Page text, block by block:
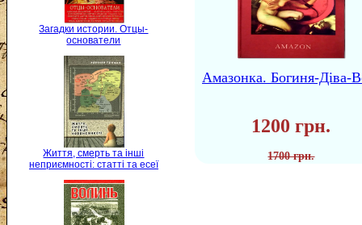
Загадки истории. Отцы-
основатели
Життя, смерть та інші
неприємності: статті та есеї
Амазонка. Богиня-Діва-
1200 грн.
1700 грн.